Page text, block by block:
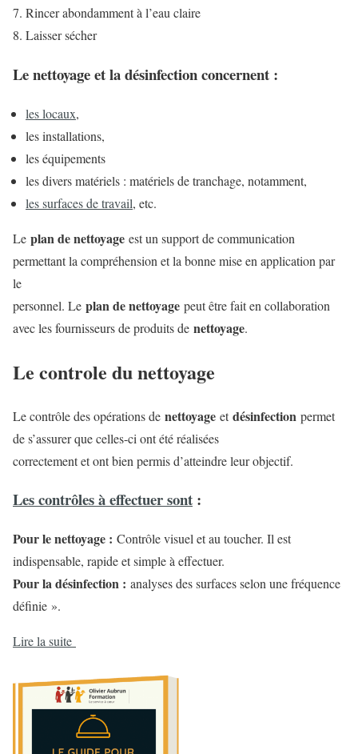
Rincer abondamment à l’eau claire
Laisser sécher
Le nettoyage et la désinfection concernent :
les locaux,
les installations,
les équipements
les divers matériels : matériels de tranchage, notamment,
les surfaces de travail, etc.
Le plan de nettoyage est un support de communication
permettant la compréhension et la bonne mise en application par
le
personnel. Le plan de nettoyage peut être fait en collaboration
avec les fournisseurs de produits de nettoyage.
Le controle du nettoyage
Le contrôle des opérations de nettoyage etdésinfection permet
de s’assurer que celles-ci ont été réalisées
correctement et ont bien permis d’atteindre leur objectif.
Les contrôles à effectuer sont :
Pour le nettoyage : Contrôle visuel et au toucher. Il est
indispensable, rapide et simple à effectuer.
Pour la désinfection : analyses des surfaces selon une fréquence
définie ».
Lire la suite